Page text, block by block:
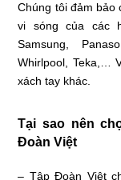
Chúng tôi đảm bảo
vi sóng của các
Samsung,
Whirlpool, Teka,…
xách tay khác.
Tại sao nên
Đoàn Việt
– Tập Đoàn Việt